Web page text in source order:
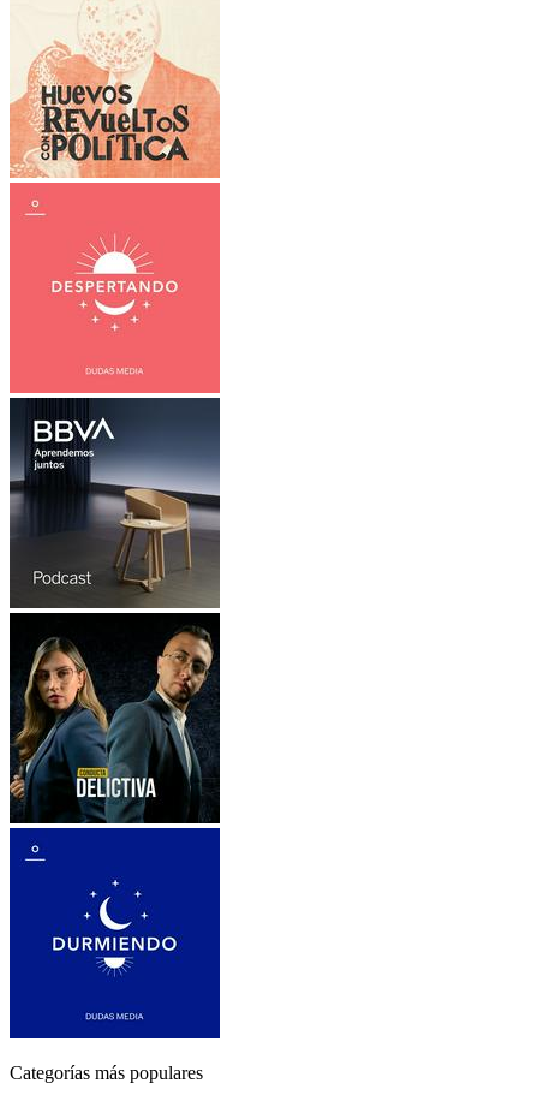
Categorías más populares